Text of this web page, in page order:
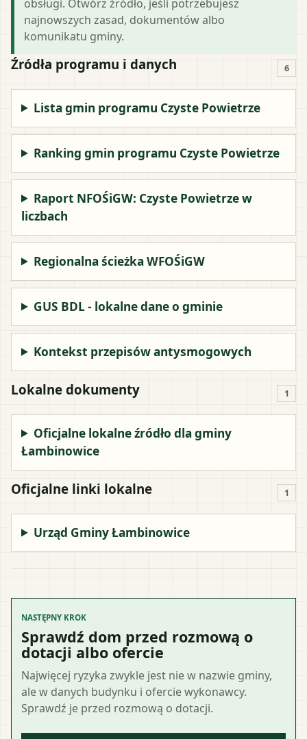
obsługi. Otwórz źródło, jeśli potrzebujesz
najnowszych zasad, dokumentów albo
komunikatu gminy.
Źródła programu i danych 6
Lista gmin programu Czyste Powietrze
Ranking gmin programu Czyste Powietrze
Raport NFOŚiGW: Czyste Powietrze w
liczbach
Regionalna ścieżka WFOŚiGW
GUS BDL - lokalne dane o gminie
Kontekst przepisów antysmogowych
Lokalne dokumenty 1
Oficjalne lokalne źródło dla gminy
Łambinowice
Oficjalne linki lokalne 1
Urząd Gminy Łambinowice
NASTĘPNY KROK
Sprawdź dom przed rozmową o
dotacji albo ofercie
Najwięcej ryzyka zwykle jest nie w nazwie gminy,
ale w danych budynku i ofercie wykonawcy.
Sprawdź je przed rozmową o dotacji.